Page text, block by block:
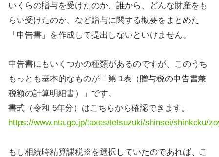
いくらの贈与を受けたのか、誰から、どんな財産をも
らい受けたのか、など贈与に関する概要をまとめた
「申告書」を作成して提出しないといけません。
申告書にもいくつかの種類があるのですが、このうち
もっとも基本的なものが「第 1表（贈与税の申告書兼
税額の計算明細書）」です。
書式（令和 5年分）はこちらから確認できます。
https://www.nta.go.jp/taxes/tetsuzuki/shinsei/shinkoku/
もし相続時精算課税※を選択していたのであれば、こ